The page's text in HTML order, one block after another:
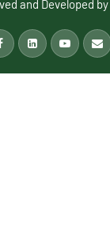
and Developed by